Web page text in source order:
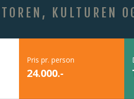
KULTUREN
Pris pr. person
24.000.-